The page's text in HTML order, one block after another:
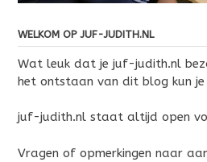
WELKOM OP JUF-JUDITH.NL
Wat leuk dat je juf-judith.nl
het ontstaan van dit blog kun je
juf-judith.nl staat altijd open
Vragen of opmerkingen naar